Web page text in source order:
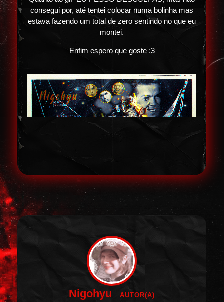
consegui por, até tentei colocar numa bolinha mas
estava fazendo um total de zero sentindo no que eu
montei.
Enfim espero que goste :3
Nigohyu AUTOR(A)